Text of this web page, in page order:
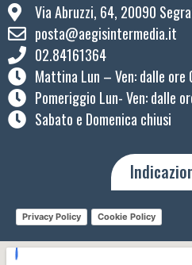
Via Abruzzi, 64, 20090
posta@aegisintermedia.it
02.84161364
Mattina Lun – Ven: ​dalle ore
Pomeriggio Lun- Ven: dalle
Sabato e Domenica chiusi
Privacy Policy Cookie Policy